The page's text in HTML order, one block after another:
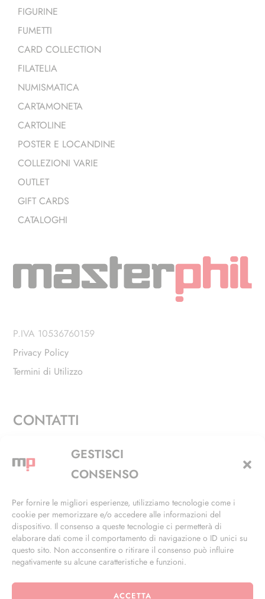
GESTISCI
CONSENSO
Per fornire le migliori esperienze, utilizziamo tecnologie come i
cookie per memorizzare e/o accedere alle informazioni del
dispositivo. Il consenso a queste tecnologie ci permetterà di
elaborare dati come il comportamento di navigazione o ID unici su
questo sito. Non acconsentire o ritirare il consenso può influire
negativamente su alcune caratteristiche e funzioni.
ACCETTA
FIGURINE
FUMETTI
CARD COLLECTION
FILATELIA
NUMISMATICA
CARTAMONETA
CARTOLINE
POSTER E LOCANDINE
COLLEZIONI VARIE
OUTLET
GIFT CARDS
CATALOGHI
P.IVA 10536760159
Privacy Policy
Termini di Utilizzo
CONTATTI
Via Alfieri, 27 - Trezzano Sul Naviglio (MI)
+39 02 4846 3155
info@masterphil.it